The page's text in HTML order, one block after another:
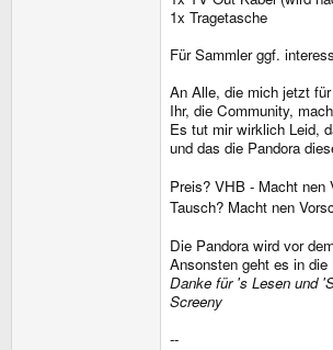
1x Tragetasche
Für Sammler ggf.
An Alle, die mich jetzt
Ihr, die Community,
Es tut mir wirklich Leid,
und das die Pandora
Preis? VHB - Macht nen
Tausch? Macht nen
Die Pandora wird vor
Ansonsten geht es in die
Danke für 's Lesen und
Screeny
--